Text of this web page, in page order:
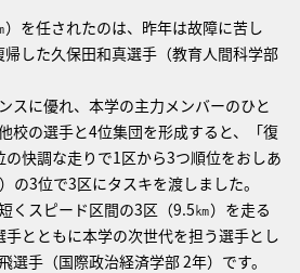
を任されたのは、昨年は故障に苦し
した久保田和真選手（教育人間科学部
スに優れ、本学の主力メンバーのひと
校の選手と4位集団を形成すると、「復
快調な走りで1区から3つ順位をおしあ
の3位で3区にタスキを渡しました。
くスピード区間の3区（9.5㎞）を走る
とともに本学の次世代を担う選手とし
選手（国際政治経済学部 2年）です。